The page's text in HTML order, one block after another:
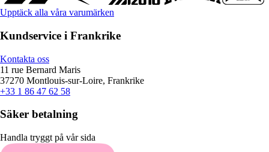
Upptäck alla våra varumärken
Kundservice i Frankrike
Kontakta oss
11 rue Bernard Maris
37270 Montlouis-sur-Loire, Frankrike
+33 1 86 47 62 58
Säker betalning
Handla tryggt på vår sida